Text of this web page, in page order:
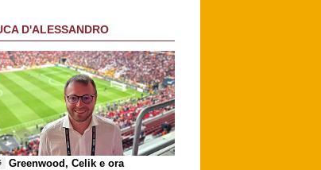
D'ALESSANDRO
Greenwood, Celik e ora